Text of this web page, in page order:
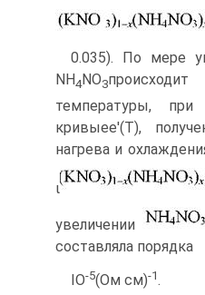
0.035). По мере
NH4NO3
температуры,
кривыее'(Т),
нагрева и
ι
увеличении
составляла порядка
IO-5(Ом см)-1.